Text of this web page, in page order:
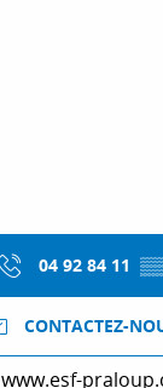
04 92 84 11 ▒▒
CONTACTEZ-
www.esf-